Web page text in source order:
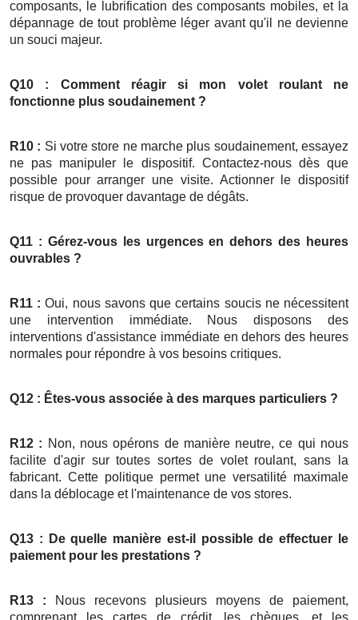
composants, le lubrification des composants mobiles, et la
dépannage de tout problème léger avant qu'il ne devienne
un souci majeur.
Q10 : Comment réagir si mon volet roulantne
fonctionne plus soudainement ?
R10 : Si votre store ne marche plus soudainement, essayez
ne pas manipuler le dispositif. Contactez-nous dès que
possible pour arranger une visite. Actionner le dispositif
risque de provoquer davantage de dégâts.
Q11 : Gérez-vous les urgences en dehors des heures
ouvrables ?
R11 : Oui, nous savons que certains soucis ne nécessitent
une intervention immédiate. Nous disposons des
interventions d'assistance immédiate en dehors des heures
normales pour répondre à vos besoins critiques.
Q12 : Êtes-vous associée à des marques particuliers ?
R12 : Non, nous opérons de manière neutre, ce qui nous
facilite d'agir sur toutes sortes de volet roulant, sans la
fabricant. Cette politique permet une versatilité maximale
dans la déblocage et l'maintenance de vos stores.
Q13 : De quelle manière est-il possible de effectuer le
paiement pour les prestations ?
R13 : Nous recevons plusieurs moyens de paiement,
comprenant les cartes de crédit, les chèques, et les